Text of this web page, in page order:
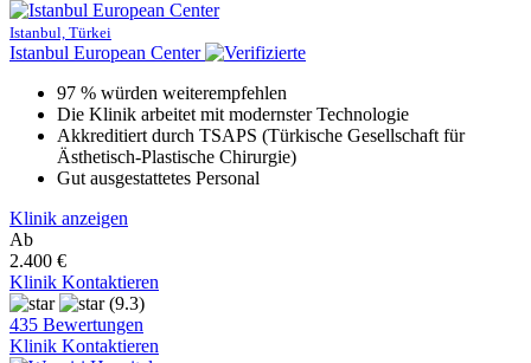
Istanbul, Türkei
Istanbul European Center
97 % würden weiterempfehlen
Die Klinik arbeitet mit modernster Technologie
Akkreditiert durch TSAPS (Türkische Gesellschaft für
Ästhetisch-Plastische Chirurgie)
Gut ausgestattetes Personal
Klinik anzeigen
Ab
2.400 €
Klinik Kontaktieren
(9.3)
435 Bewertungen
Klinik Kontaktieren